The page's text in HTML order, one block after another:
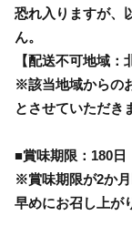
恐れ入りますが、
ん。
【配送不可地域：
※該当地域からの
とさせていただき
■賞味期限：180日
※賞味期限が2か
早めにお召し上が